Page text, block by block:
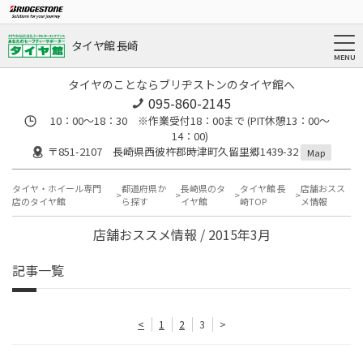
タイヤ館 長崎
タイヤのことならブリヂストンのタイヤ館へ
095-860-2145
10：00～18：30 ※作業受付18：00まで (PIT休憩13：00～
14：00)
〒851-2107 長崎県西彼杵郡時津町久留里郷1439-32
Map
タイヤ・ホイール専門
店のタイヤ館
都道府県か
ら探す
長崎県のタ
イヤ館
タイヤ館 長
崎TOP
店舗おスス
メ情報
店舗おススメ情報 / 2015年3月
記事一覧
< 1 2 3 >